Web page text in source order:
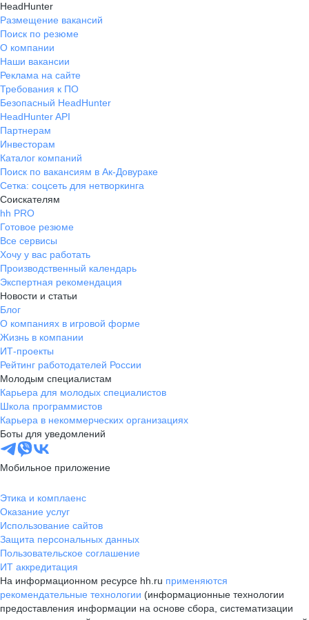
HeadHunter
Размещение вакансий
Поиск по резюме
О компании
Наши вакансии
Реклама на сайте
Требования к ПО
Безопасный HeadHunter
HeadHunter API
Партнерам
Инвесторам
Каталог компаний
Поиск по вакансиям в Ак-Довураке
Сетка: соцсеть для нетворкинга
Соискателям
hh PRO
Готовое резюме
Все сервисы
Хочу у вас работать
Производственный календарь
Экспертная рекомендация
Новости и статьи
Блог
О компаниях в игровой форме
Жизнь в компании
ИТ-проекты
Рейтинг работодателей России
Молодым специалистам
Карьера для молодых специалистов
Школа программистов
Карьера в некоммерческих организациях
Боты для уведомлений
Мобильное приложение
Этика и комплаенс
Оказание услуг
Использование сайтов
Защита персональных данных
Пользовательское соглашение
ИТ аккредитация
На информационном ресурсе hh.ru применяются
рекомендательные технологии (информационные технологии
предоставления информации на основе сбора, систематизации